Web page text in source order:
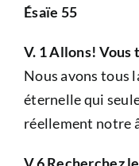
Ésaïe 55
V. 1 Allons! Vous
Nous avons tous
éternelle qui
réellement notre